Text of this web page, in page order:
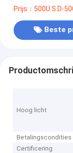
Prijs：500U.S.D-
Beste
Hoog licht
Betalingscondities
Certificering